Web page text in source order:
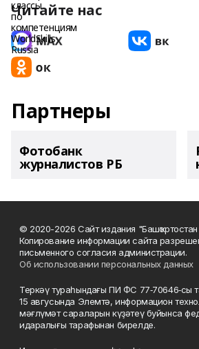
Читайте нас
Партнеры
Фотобанк
журналистов РБ
© 2020-2026 Сайт издания "Башҡортостан
Копирование информации сайта
письменного согласия администрации.
Об использовании персональных данных
Теркәү тураһындағы ПИ ФС 77‑70646‑сы
15 авгусында Элемтә, информацион
мәғлүмәт сараларын күҙәтеү буйынса
идаралығы тарафынан бирелде.